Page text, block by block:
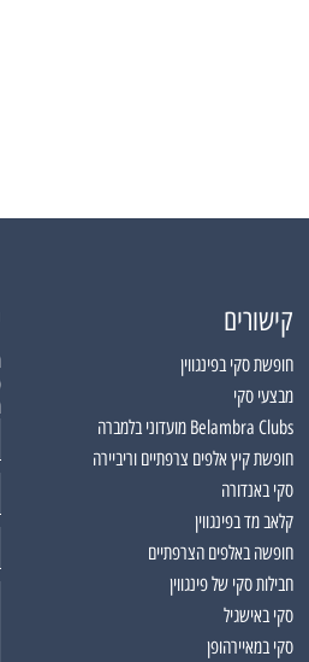
קישורים
חופשת סקי בפינגווין
מבצעי סקי
Belambra Clubs מועדוני בלמברה
חופשת קיץ אלפים צרפתיים וריביירה
סקי באנדורה
קלאב מד בפינגווין
חופשה באלפים הצרפתיים
חבילות סקי של פינגווין
סקי באישגיל
סקי במאיירהופן